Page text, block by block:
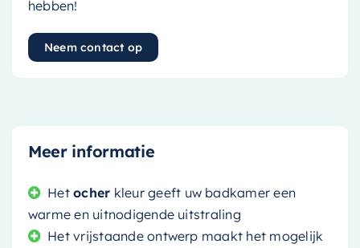
hebben!
Neem contact op
Meer informatie
Hetocher kleur geeft uw badkamer een
warme en uitnodigende uitstraling
Het vrijstaande ontwerp maakt het mogelijk